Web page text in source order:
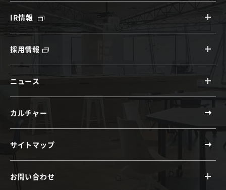
IR情報
採用情報
ニュース
カルチャー
サイトマップ
お問い合わせ